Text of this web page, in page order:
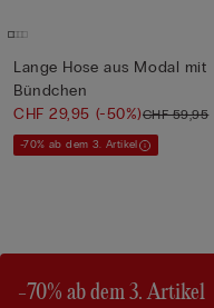
Lange Hose aus Modal mit
Bündchen
CHF 29,95 (-50%)CHF 59,95
-70% ab dem 3. Artikel
-70% ab dem 3. Artikel